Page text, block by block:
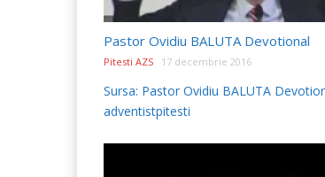
Pastor Ovidiu BALUTA Devotional
Pitesti AZS 17 decembrie 2016
Sursa: Pastor Ovidiu BALUTA
adventistpitesti